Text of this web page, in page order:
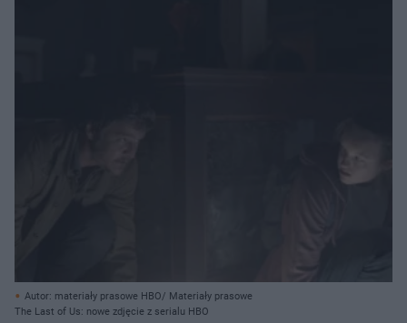
Autor: materiały prasowe HBO/ Materiały prasowe
The Last of Us: nowe zdjęcie z serialu HBO